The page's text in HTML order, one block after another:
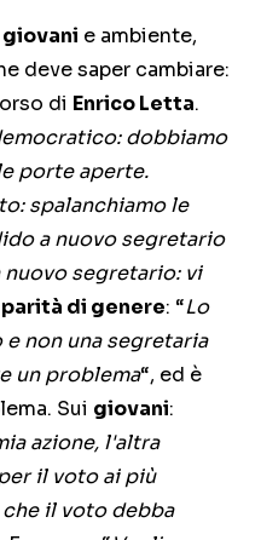
giovani e ambiente,
deve saper cambiare:
di Enrico Letta.
dobbiamo
porte aperte.
spalanchiamo le
a nuovo segretario
nuovo segretario: vi
parità di genere: “Lo
non una segretaria
un problema“, ed è
Sui giovani:
azione, l'altra
il voto ai più
il voto debba